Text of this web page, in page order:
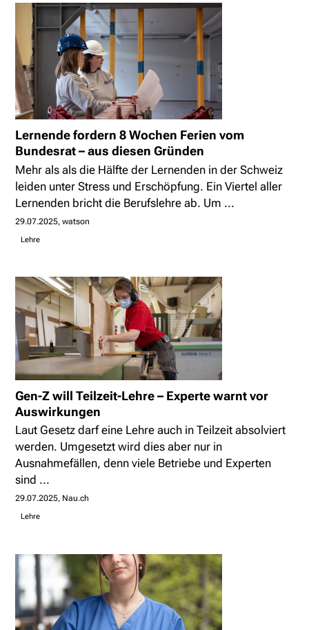
Lernende fordern 8 Wochen Ferien vom
Bundesrat – aus diesen Gründen
Mehr als als die Hälfte der Lernenden in der Schweiz
leiden unter Stress und Erschöpfung. Ein Viertel aller
Lernenden bricht die Berufslehre ab. Um ...
29.07.2025 watson
Lehre
Gen-Z will Teilzeit-Lehre – Experte warnt vor
Auswirkungen
Laut Gesetz darf eine Lehre auch in Teilzeit absolviert
werden. Umgesetzt wird dies aber nur in
Ausnahmefällen, denn viele Betriebe und Experten
sind ...
29.07.2025 Nau.ch
Lehre